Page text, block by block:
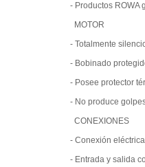
- Productos ROWA
MOTOR
- Totalmente
- Bobinado
- Posee protector
- No produce
CONEXIONES
- Conexión
- Entrada y salida